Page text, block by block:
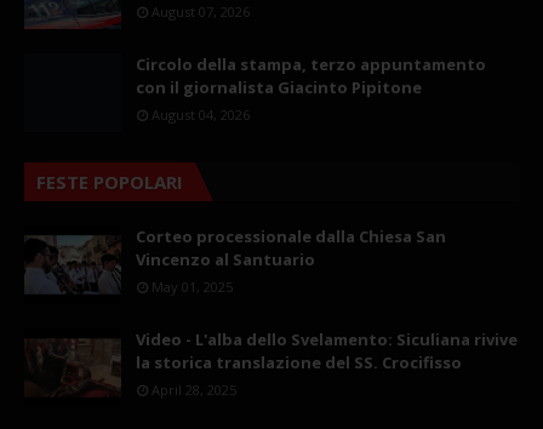
August 07, 2026
Circolo della stampa, terzo appuntamento
con il giornalista Giacinto Pipitone
August 04, 2026
FESTE POPOLARI
Corteo processionale dalla Chiesa San
Vincenzo al Santuario
May 01, 2025
Video - L'alba dello Svelamento: Siculiana rivive
la storica translazione del SS. Crocifisso
April 28, 2025